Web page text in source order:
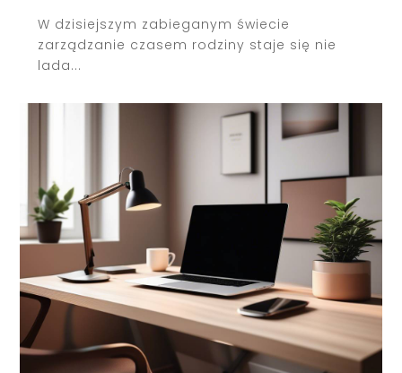
W dzisiejszym zabieganym świecie
zarządzanie czasem rodziny staje się nie
lada...